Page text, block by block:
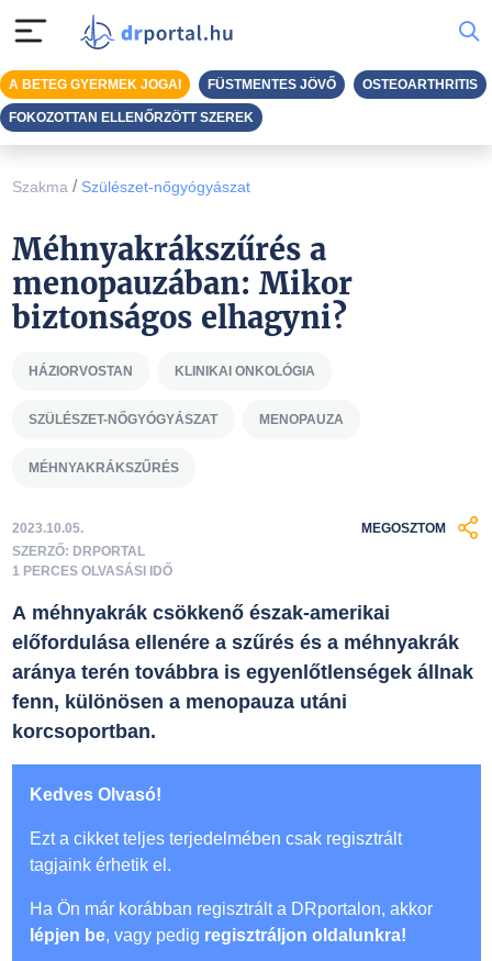
Szakma / Szülészet-nőgyógyászat
Méhnyakrákszűrés a
menopauzában: Mikor
biztonságos elhagyni?
HÁZIORVOSTAN KLINIKAI ONKOLÓGIA
SZÜLÉSZET-NŐGYÓGYÁSZAT MENOPAUZA
MÉHNYAKRÁKSZŰRÉS
2023.10.05.
SZERZŐ: DRPORTAL
1 PERCES OLVASÁSI IDŐ
MEGOSZTOM
A méhnyakrák csökkenő észak-amerikai
előfordulása ellenére a szűrés és a méhnyakrák
aránya terén továbbra is egyenlőtlenségek állnak
fenn, különösen a menopauza utáni
korcsoportban.
Kedves Olvasó!
Ezt a cikket teljes terjedelmében csak regisztrált
tagjaink érhetik el.
Ha Ön már korábban regisztrált a DRportalon, akkor
lépjen be, vagy pedig regisztráljon oldalunkra!
A BETEG GYERMEK JOGAI FÜSTMENTES JÖVŐ OSTEOARTHRITIS
FOKOZOTTAN ELLENŐRZÖTT SZEREK